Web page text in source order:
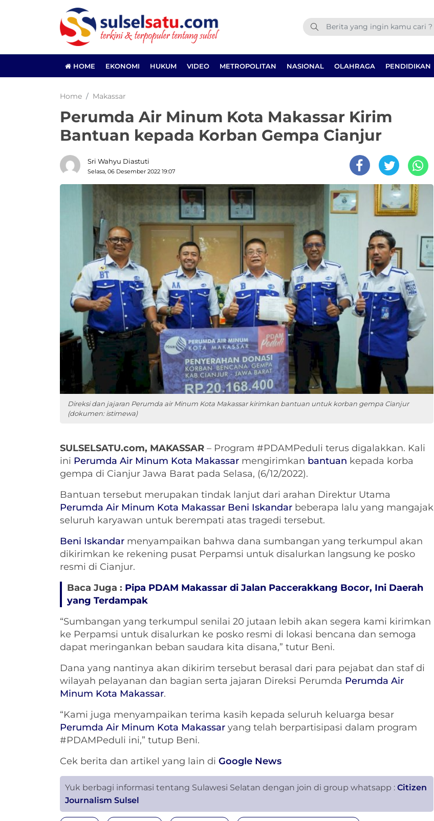
HOME EKONOMI HUKUM VIDEO METROPOLITAN NASIONAL OLAHRAGA PENDIDIKAN
Home Makassar
Perumda Air Minum Kota Makassar Kirim
Bantuan kepada Korban Gempa Cianjur
Sri Wahyu Diastuti
Selasa, 06 Desember 2022 19:07
Direksi dan jajaran Perumda air Minum Kota Makassar kirimkan bantuan untuk korban gempa Cianjur
(dokumen: istimewa)
SULSELSATU.com, MAKASSAR – Program #PDAMPeduli terus digalakkan. Kali
ini Perumda Air Minum Kota Makassar mengirimkan bantuan kepada korba
gempa di Cianjur Jawa Barat pada Selasa, (6/12/2022).
Bantuan tersebut merupakan tindak lanjut dari arahan Direktur Utama
Perumda Air Minum Kota Makassar Beni Iskandar beberapa lalu yang mangajak
seluruh karyawan untuk berempati atas tragedi tersebut.
Beni Iskandar menyampaikan bahwa dana sumbangan yang terkumpul akan
dikirimkan ke rekening pusat Perpamsi untuk disalurkan langsung ke posko
resmi di Cianjur.
Baca Juga : Pipa PDAM Makassar di Jalan Paccerakkang Bocor, Ini Daerah
yang Terdampak
“Sumbangan yang terkumpul senilai 20 jutaan lebih akan segera kami kirimkan
ke Perpamsi untuk disalurkan ke posko resmi di lokasi bencana dan semoga
dapat meringankan beban saudara kita disana,” tutur Beni.
Dana yang nantinya akan dikirim tersebut berasal dari para pejabat dan staf di
wilayah pelayanan dan bagian serta jajaran Direksi Perumda Perumda Air
Minum Kota Makassar.
“Kami juga menyampaikan terima kasih kepada seluruh keluarga besar
Perumda Air Minum Kota Makassar yang telah berpartisipasi dalam program
#PDAMPeduli ini,” tutup Beni.
Cek berita dan artikel yang lain di Google News
Yuk berbagi informasi tentang Sulawesi Selatan dengan join di group whatsapp : Citizen
Journalism Sulsel